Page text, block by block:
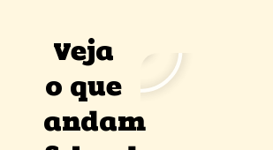
Veja
o que
andam